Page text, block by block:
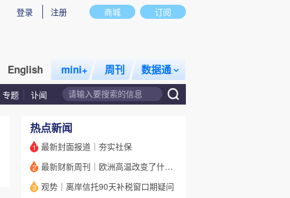
商城 订阅
登录 注册
English mini+ 周刊 数据通
专题 讣闻
话题 特别呈现 私房课
热点新闻
1 最新封面报道｜夯实社保
2 最新财新周刊｜欧洲高温改变了什么？
3 观势｜离岸信托90天补税窗口期疑问